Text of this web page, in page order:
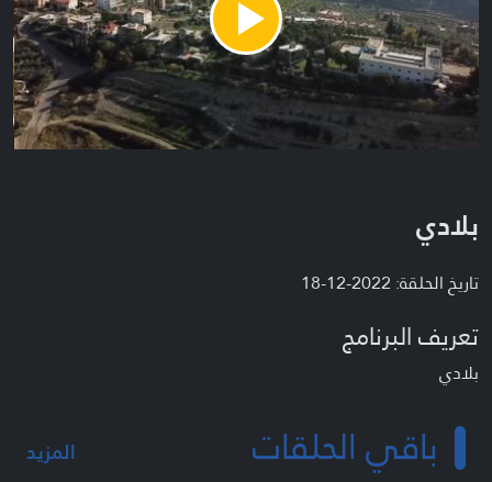
Play
Video
بلادي
تاريخ الحلقة: 2022-12-18
تعريف البرنامج
بلادي
باقي الحلقات المزيد